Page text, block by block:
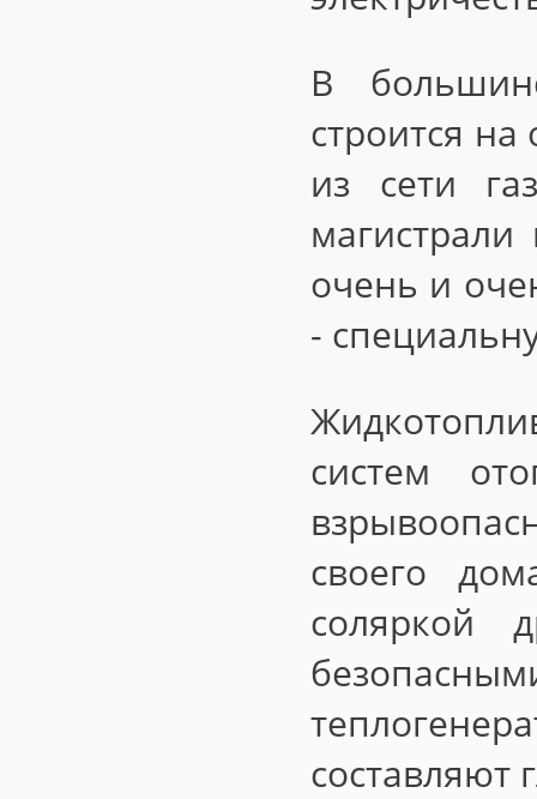
В
строится
из сети
очень и
-
систем
своего
соляркой
составляют